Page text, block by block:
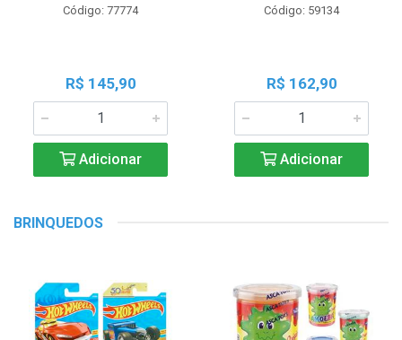
Código: 77774
R$ 145,90
Adicionar
Código: 59134
R$ 162,90
Adicionar
BRINQUEDOS